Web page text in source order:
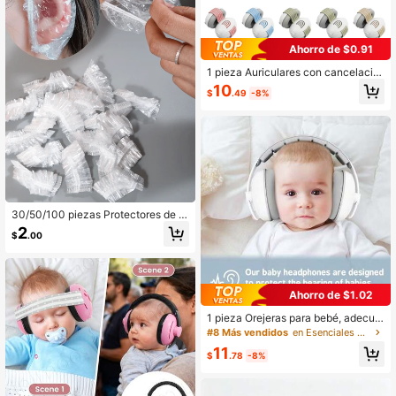
30/50/100 piezas Protectores de oí
do transparentes para bebé, imperm
eables, transpirables, no sensibles,
itiva para el baño y la natación
$2.00
Ahorro de $0.91
1 pieza Auriculares con cancelació
n de ruido para bebés, protección a
uditiva para bebés y niños pequeño
avión, viajes, conciertos & festivale
$10.49 -8%
Ahorro de $1.02
1 pieza Orejeras para bebé, adecua
das para bebés menores de 36 mes
cómodos para bebés, previenen da
#8 Más vendidos en Esenciales para Bebé .
$11.78 -8%